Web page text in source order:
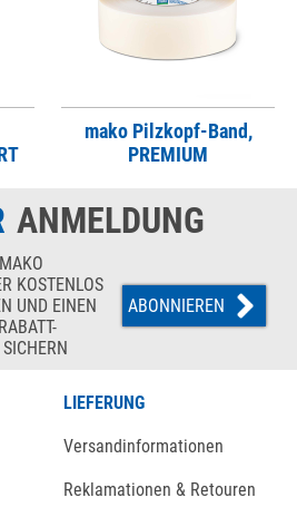
mako Pilzkopf-Band,
PREMIUM
ANMELDUNG
KOSTENLOS
UND EINEN
ABONNIEREN
LIEFERUNG
Versandinformationen
Reklamationen & Retouren